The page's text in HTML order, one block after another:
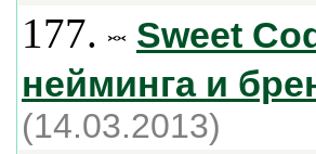
177.
Sweet
нейминга и
(14.03.2013)